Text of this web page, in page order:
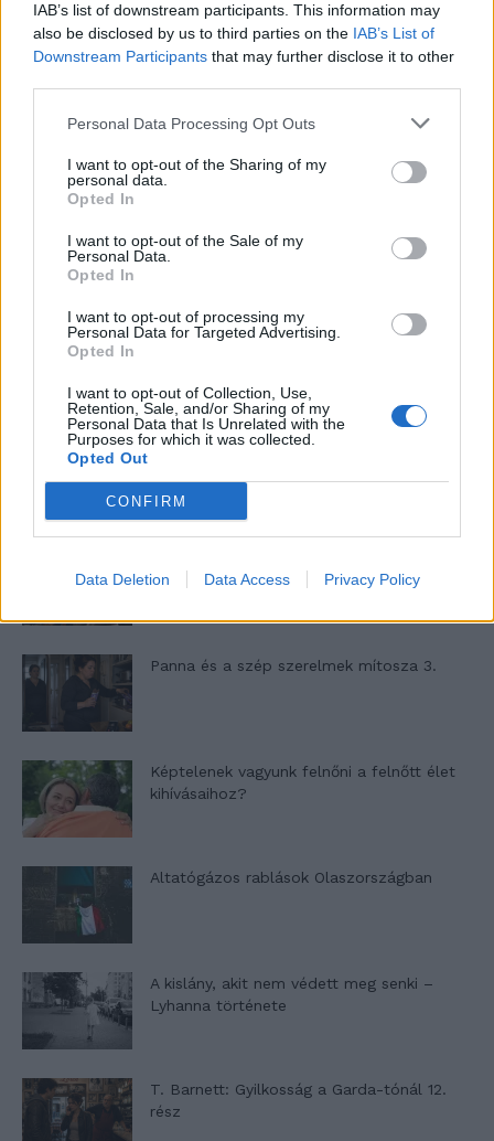
IAB’s list of downstream participants. This information may
also be disclosed by us to third parties on the IAB’s List of
Downstream Participants that may further disclose it to other
Personal Data Processing Opt Outs
I want to opt-out of the Sharing of my
personal data.
Opted In
I want to opt-out of the Sale of my
Personal Data.
Opted In
I want to opt-out of processing my
Personal Data for Targeted Advertising.
Opted In
I want to opt-out of Collection, Use,
Retention, Sale, and/or Sharing of my
Personal Data that Is Unrelated with the
Purposes for which it was collected.
Opted Out
CONFIRM
Data Deletion Data Access Privacy Policy
Pedig szóltam… – Miért nem hiszünk a
nőknek, amikor segítséget kérnek?
A legidegesítőbb kifejezések laza
gyűjteménye
Elyna Robbs: Adéle és az örökölt árnyak
13. rész
Panna és a szép szerelmek mítosza 3.
Képtelenek vagyunk felnőni a felnőtt élet
kihívásaihoz?
Altatógázos rablások Olaszországban
A kislány, akit nem védett meg senki –
Lyhanna története
T. Barnett: Gyilkosság a Garda-tónál 12.
rész